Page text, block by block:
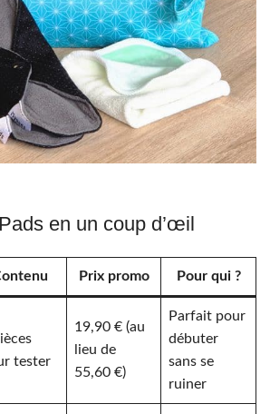
en un coup d’œil
Prix promo Pour qui ?
tester
19,90 € (au
lieu de
55,60 €)
Parfait pour
débuter
sans se
ruiner